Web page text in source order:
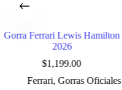
Gorra Ferrari Lewis Hamilton
2026
$1,199.00
Ferrari,Gorras Oficiales